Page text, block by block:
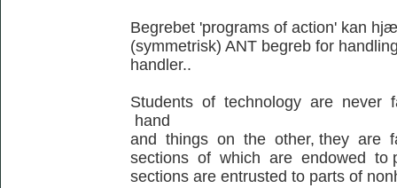
Begrebet 'programs of action' kan
(symmetrisk) ANT begreb for
handler..
Students of technology are never
hand
and things on the other, they are
sections of which are endowed to
sections are entrusted to parts of